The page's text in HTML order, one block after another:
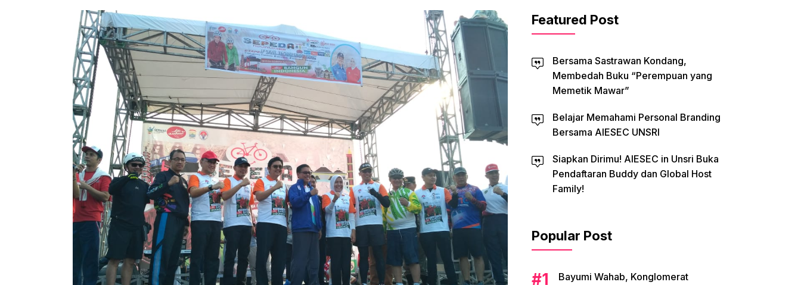
Featured Post
Bersama Sastrawan Kondang,
Membedah Buku “Perempuan yang
Memetik Mawar”
Belajar Memahami Personal Branding
Bersama AIESEC UNSRI
Siapkan Dirimu! AIESEC in Unsri Buka
Pendaftaran Buddy dan Global Host
Family!
Popular Post
Bayumi Wahab, Konglomerat